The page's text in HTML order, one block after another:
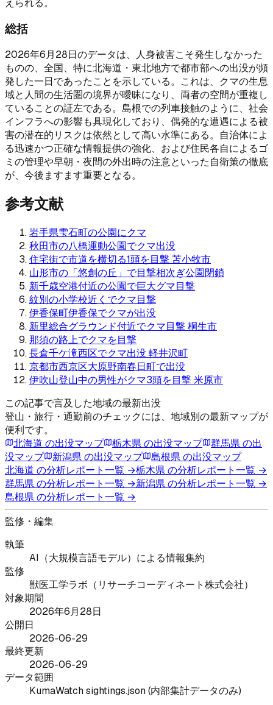
えられる。
総括
2026年6月28日のデータは、人身被害こそ発生しなかった
ものの、全国、特に北海道・東北地方で都市部への出没が頻
発した一日であったことを示している。これは、クマの生息
域と人間の生活圏の境界が曖昧になり、両者の空間が重複し
ていることの証左である。島根での列車接触のように、社会
インフラへの影響も具現化しており、偶発的な遭遇による被
害の潜在的リスクは依然として高い水準にある。自治体によ
る迅速かつ正確な情報提供の強化、および住民各自によるゴ
ミの管理や早朝・夜間の外出時の注意といった自衛策の徹底
が、今後ますます重要となる。
参考文献
岩手県雫石町の公園にクマ
秋田市の八橋運動公園でクマ出没
住宅街で市道を横切る1頭を目撃 苫小牧市
山形市の「悠創の丘」で目撃相次ぎ公園閉鎖
新千歳空港付近の公園で巨大グマ目撃
紋別の小学校近くでクマ目撃
伊香保町伊香保でクマが出没
新里総合グラウンド付近でクマ目撃 桐生市
那須の路上でクマを目撃
長倉千ケ滝西区でクマ出没 軽井沢町
京都市西京区大原野南春日町で出没
伊吹山登山中の男性がクマ3頭を目撃 米原市
この記事で言及した地域の最新出没
登山・旅行・通勤前のチェックには、地域別の最新マップが
便利です。
北海道 の出没マップ 栃木県の出没マップ 群馬県の出
没マップ
新潟県の出没マップ 島根県の出没マップ
北海道 の分析レポート一覧 →栃木県の分析レポート一覧 →
群馬県の分析レポート一覧 →新潟県の分析レポート一覧 →
島根県の分析レポート一覧 →
監修・編集
執筆
AI（大規模言語モデル）による情報集約
監修
獣医工学ラボ（リサーチコーディネート株式会社）
対象期間
2026年6月28日
公開日
2026-06-29
最終更新
2026-06-29
データ範囲
KumaWatch sightings.json (内部集計データのみ)